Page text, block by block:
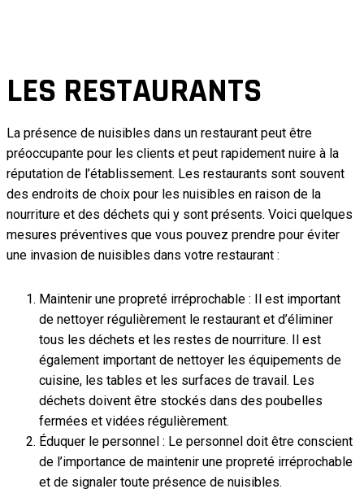
LES RESTAURANTS
La présence de nuisibles dans un restaurant peut être
préoccupante pour les clients et peut rapidement nuire à la
réputation de l’établissement. Les restaurants sont souvent
des endroits de choix pour les nuisibles en raison de la
nourriture et des déchets qui y sont présents. Voici quelques
mesures préventives que vous pouvez prendre pour éviter
une invasion de nuisibles dans votre restaurant :
Maintenir une propreté irréprochable : Il est important
de nettoyer régulièrement le restaurant et d’éliminer
tous les déchets et les restes de nourriture. Il est
également important de nettoyer les équipements de
cuisine, les tables et les surfaces de travail. Les
déchets doivent être stockés dans des poubelles
fermées et vidées régulièrement.
Éduquer le personnel : Le personnel doit être conscient
de l’importance de maintenir une propreté irréprochable
et de signaler toute présence de nuisibles.